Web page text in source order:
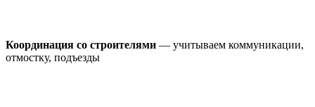
Координация со строителями — учитываем коммуникации,
отмостку, подъезды